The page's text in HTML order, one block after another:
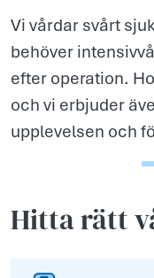
Vi vårdar svårt
behöver
efter operation.
och vi erbjuder
upplevelsen och
Hitta rätt